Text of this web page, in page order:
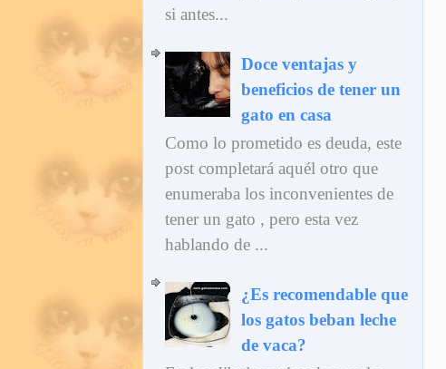
si antes...
Doce ventajas y
beneficios de tener un
gato en casa
Como lo prometido es deuda, este
post completará aquél otro que
enumeraba los inconvenientes de
tener un gato , pero esta vez
hablando de ...
¿Es recomendable que
los gatos beban leche
de vaca?